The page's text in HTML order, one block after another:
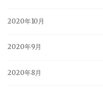
2020年10月
2020年9月
2020年8月